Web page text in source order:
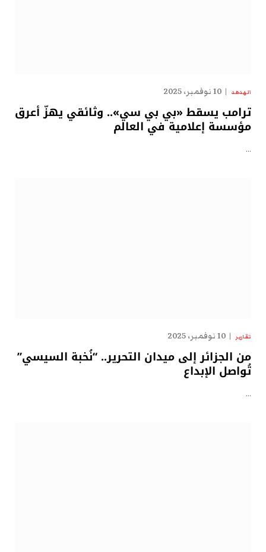
الهدهد 10 نوفمبر، 2025
ترامب يسقط «بي بي سي».. وثائقي يهزّ أعرق
مؤسسة إعلامية في العالم
…
تقارير 10 نوفمبر، 2025
من الجزائر إلى ميدان التحرير.. “نُخبة السيسي”
تُواصل الإبداع
…